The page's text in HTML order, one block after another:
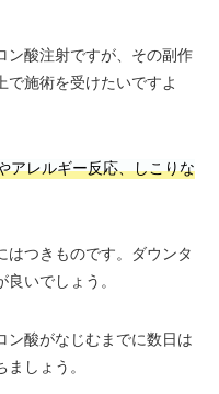
ン酸注射ですが、その副作
で施術を受けたいですよ
アレルギー反応、しこりな
はつきものです。ダウンタ
いでしょう。
ン酸がなじむまでに数日は
しょう。